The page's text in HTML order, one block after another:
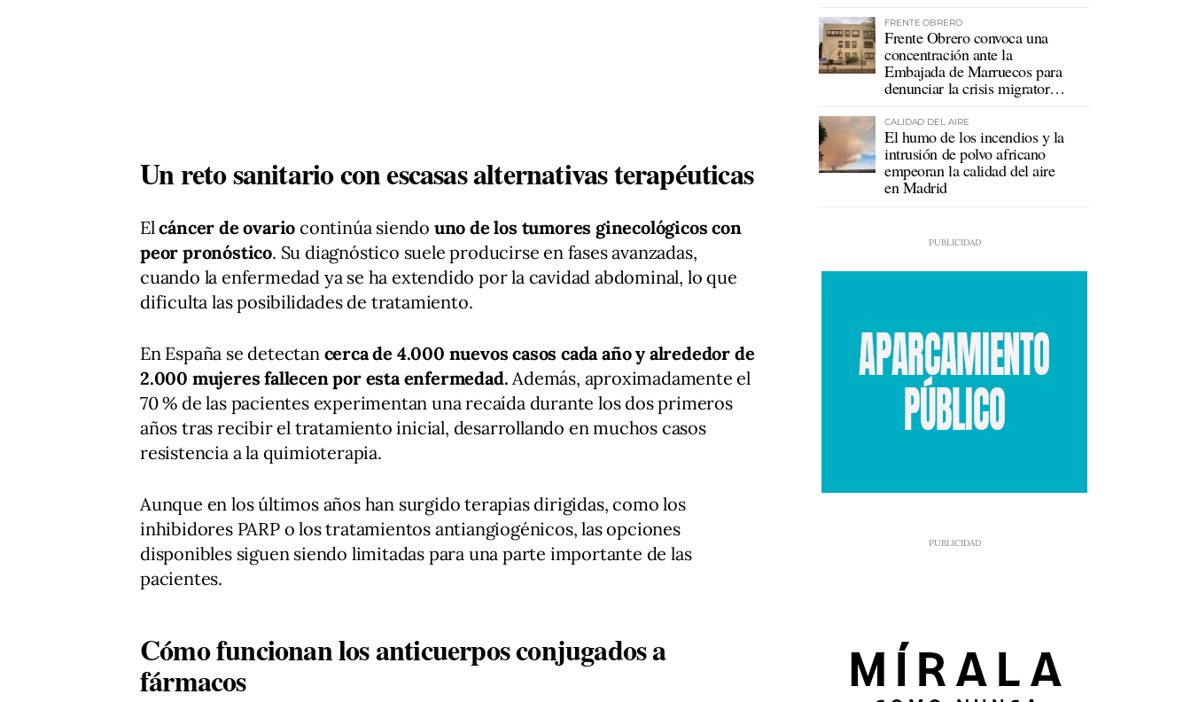
Un reto sanitario con escasas alternativas terapéuticas
Elcáncer de ovario continúa siendo uno de los tumores ginecológicos con
peor pronóstico. Su diagnóstico suele producirse en fases avanzadas,
cuando la enfermedad ya se ha extendido por la cavidad abdominal, lo que
dificulta las posibilidades de tratamiento.
En España se detectan cerca de 4.000 nuevos casos cada año y alrededor de
2.000 mujeres fallecen por esta enfermedad. Además, aproximadamente el
70 % de las pacientes experimentan una recaída durante los dos primeros
años tras recibir el tratamiento inicial, desarrollando en muchos casos
resistencia a la quimioterapia.
Aunque en los últimos años han surgido terapias dirigidas, como los
inhibidores PARP o los tratamientos antiangiogénicos, las opciones
disponibles siguen siendo limitadas para una parte importante de las
pacientes.
Cómo funcionan los anticuerpos conjugados a
fármacos
FRENTE OBRERO
Frente Obrero convoca una
concentración ante la
Embajada de Marruecos para
denunciar la crisis migratoria
CALIDAD DEL AIRE
El humo de los incendios y la
intrusión de polvo africano
empeoran la calidad del aire
en Madrid